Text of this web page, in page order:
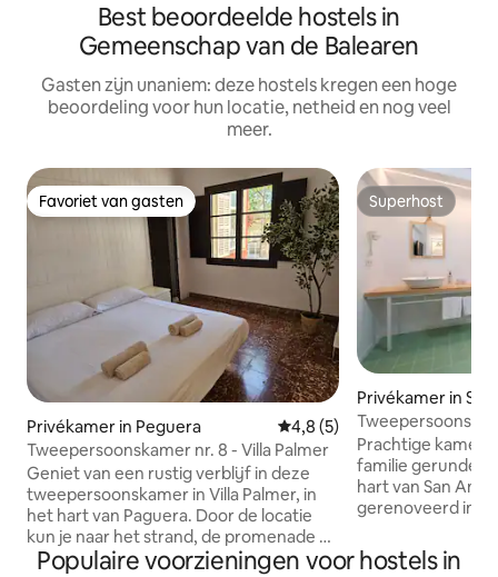
Best beoordeelde hostels in
Gemeenschap van de Balearen
Gasten zijn unaniem: deze hostels kregen een hoge
beoordeling voor hun locatie, netheid en nog veel
meer.
Favoriet van gasten
Favoriet van gasten
Privékamer in Peguera Gemiddelde beoordeling
4,8 (5)
Tweepersoonskamer nr. 8 - Villa Palmer
Geniet van een rustig verblijf in deze
tweepersoonskamer in Villa Palmer, in
het hart van Paguera. Door de locatie
kun je naar het strand, de promenade en
een breed aanbod aan restaurants en
Superhost
Superhost
Privékamer in
e Portmany
op 5 minuten
Prachtige kamer
familie gerunde
hart van San
gerenoveerd in
thermische
verlichting, heeft
Populaire voorzieningen voor hostels in